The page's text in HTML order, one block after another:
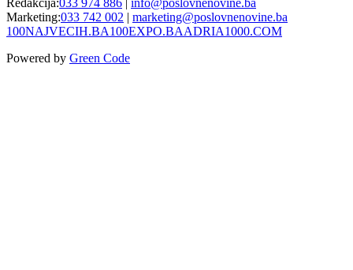
Marketing:033 742 002 | marketing@poslovnenovine.ba
100NAJVECIH.BA100EXPO.BAADRIA1000.COM
Powered by Green Code